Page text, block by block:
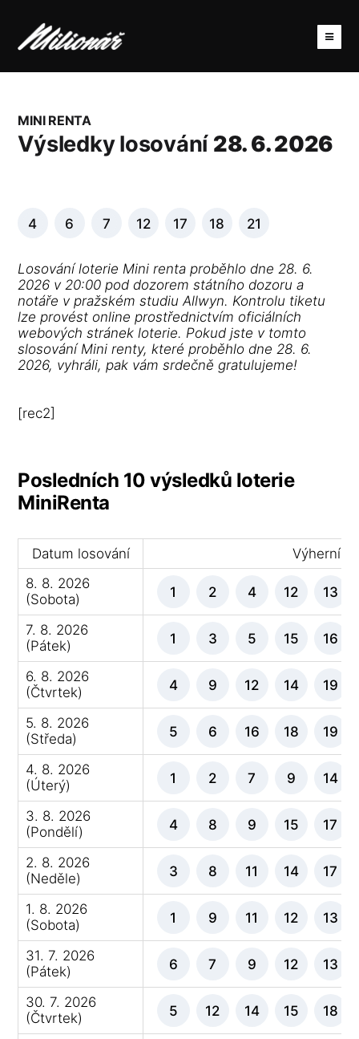
MINI RENTA
Výsledky losování 28. 6. 2026
4 6 7 12 17 18 21
Losování loterie Mini renta proběhlo dne 28. 6.
2026 v 20:00 pod dozorem státního dozoru a
notáře v pražském studiu Allwyn. Kontrolu tiketu
lze provést online prostřednictvím oficiálních
webových stránek loterie. Pokud jste v tomto
slosování Mini renty, které proběhlo dne 28. 6.
2026, vyhráli, pak vám srdečně gratulujeme!
[rec2]
Posledních 10 výsledků loterie
MiniRenta
Datum losování
Výherní
8. 8. 2026
(Sobota)
1 2 4 12 13
7. 8. 2026
(Pátek)
1 3 5 15 16
6. 8. 2026
(Čtvrtek)
4 9 12 14 19
5. 8. 2026
(Středa)
5 6 16 18 19
4. 8. 2026
(Úterý)
1 2 7 9 14
3. 8. 2026
(Pondělí)
4 8 9 15 17
2. 8. 2026
(Neděle)
3 8 11 14 17
1. 8. 2026
(Sobota)
1 9 11 12 13
31. 7. 2026
(Pátek)
6 7 9 12 13
30. 7. 2026
(Čtvrtek)
5 12 14 15 18